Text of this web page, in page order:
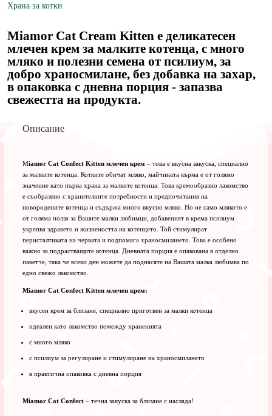
Храна за котки
Miamor Cat Cream Kitten е деликатесен
млечен крем за малките котенца, с много
мляко и полезни семена от псилиум, за
добро храносмилане, без добавка на захар,
в опаковка с дневна порция - запазва
свежестта на продукта.
Описание
Miamor Cat Confect Kitten млечен крем – това е вкусна закуска, специално
за малките котенца. Котките обичат мляко, майчината кърма е от голямо
значение като първа храна за малките котенца. Това кремообразно лакомство
е съобразено с хранителните потребности и предпочитания на
новородените котенца и съдържа много вкусно мляко. Но не само млякото е
от голяма полза за Вашите малки любимци, добавеният в крема псилиум
укрепва здравето и жизнеността на котенцето. Той стимулират
перисталтиката на червата и подпомага храносмилането. Това е особено
важно за подрастващите котенца. Дневната порция е опакована в отделно
пакетче, така че всеки ден можете да поднасяте на Вашата малка любимка по
едно свежо лакомство.
Miamor Cat Confect Kitten млечен крем:
вкусен крем за близане, специално приготвен за малки котенца
идеален като лакомство помежду храненията
с много мляко
с псилиум за регулиране и стимулиране на храносмилането
в практична опаковка с дневна порция
Miamor Cat Confect– течна закуска за близане с наслада!